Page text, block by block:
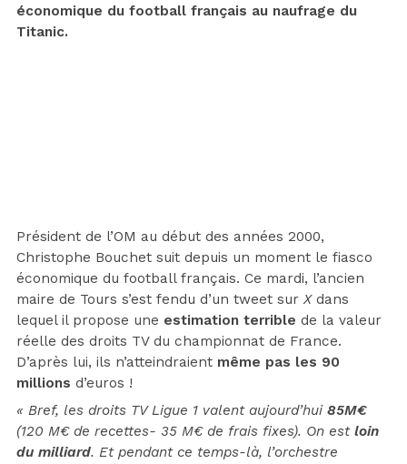
économique du football français au naufrage du
Titanic.
Président de l’OM au début des années 2000,
Christophe Bouchet suit depuis un moment le fiasco
économique du football français. Ce mardi, l’ancien
maire de Tours s’est fendu d’un tweet surXdans
lequel il propose une estimation terrible de la valeur
réelle des droits TV du championnat de France.
D’après lui, ils n’atteindraient même pas les 90
millions d’euros !
« Bref, les droits TV Ligue 1 valent aujourd’hui 85M€
(120 M€ de recettes- 35 M€ de frais fixes). On est loin
du milliard. Et pendant ce temps-là, l’orchestre